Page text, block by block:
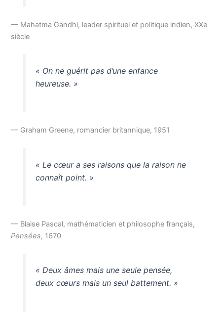
— Mahatma Gandhi, leader spirituel et politique indien, XXe
siècle
« On ne guérit pas d’une enfance
heureuse. »
— Graham Greene, romancier britannique, 1951
« Le cœur a ses raisons que la raison ne
connaît point. »
— Blaise Pascal, mathématicien et philosophe français,
Pensées, 1670
« Deux âmes mais une seule pensée,
deux cœurs mais un seul battement. »